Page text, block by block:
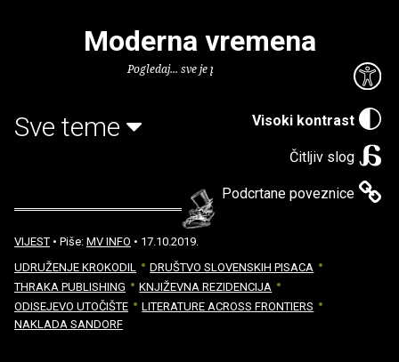
Visoki kontrast
Čitljiv slog
Podcrtane poveznice
Moderna vremena
Pogledaj... sve je puno knjiga.
Sve teme
VIJEST • Piše: MV INFO • 17.10.2019.
UDRUŽENJE KROKODIL
DRUŠTVO SLOVENSKIH PISACA
THRAKA PUBLISHING
KNJIŽEVNA REZIDENCIJA
ODISEJEVO UTOČIŠTE
LITERATURE ACROSS FRONTIERS
NAKLADA SANDORF